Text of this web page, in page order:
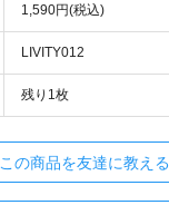
1,590円(税込)
LIVITY012
残り1枚
この商品を友達に教える